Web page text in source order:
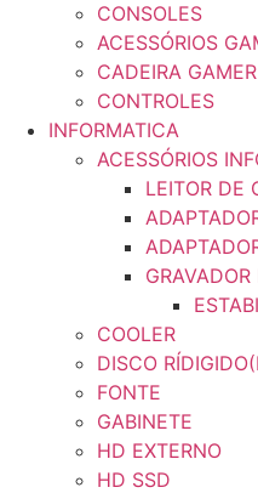
CONSOLES
ACESSÓRIOS
CADEIRA GAMER
CONTROLES
INFORMATICA
ACESSÓRIOS
LEITOR DE
COOLER
DISCO
FONTE
GABINETE
HD EXTERNO
HD SSD